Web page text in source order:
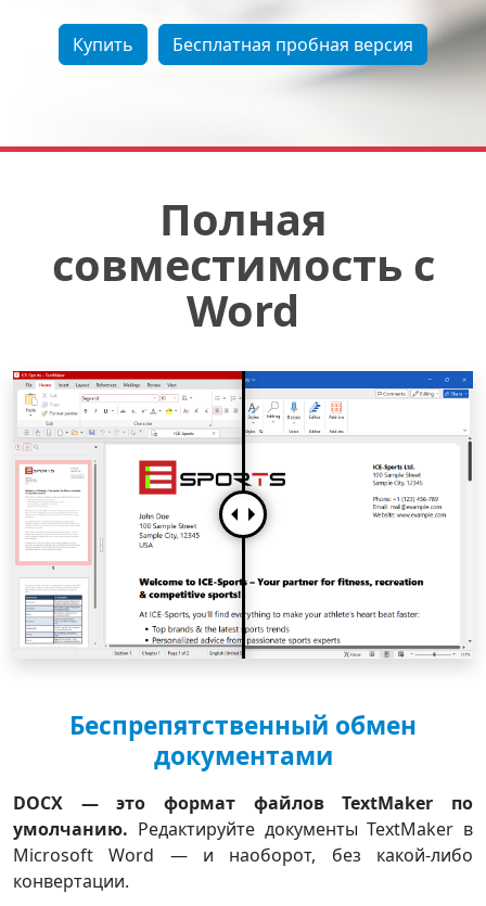
Купить Бесплатная пробная версия
Полная
совместимость с
Word
Беспрепятственный обмен
документами
DOCX — это формат файлов TextMaker по
умолчанию. Редактируйте документы TextMaker в
Microsoft Word — и наоборот, без какой-либо
конвертации.